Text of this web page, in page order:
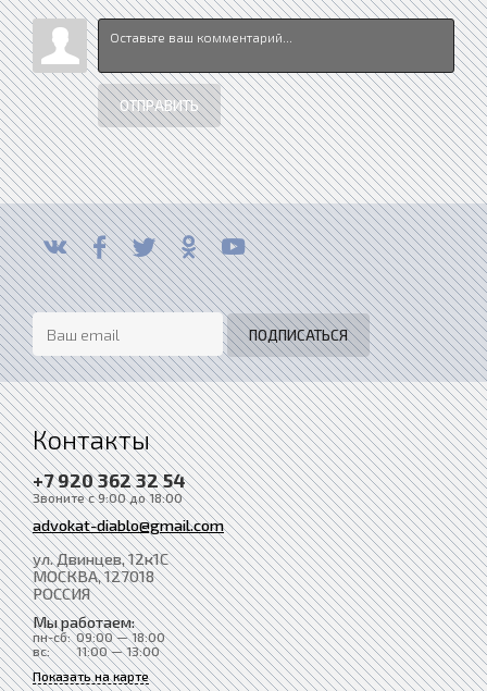
ОТПРАВИТЬ
Контакты
+7 920 362 32 54
Звоните с 9:00 до 18:00
advokat-diablo@gmail.com
ул. Двинцев, 12к1С
МОСКВА, 127018
РОССИЯ
Мы работаем:
пн-сб: 09:00 — 18:00
вс:
11:00 — 13:00
Показать на карте